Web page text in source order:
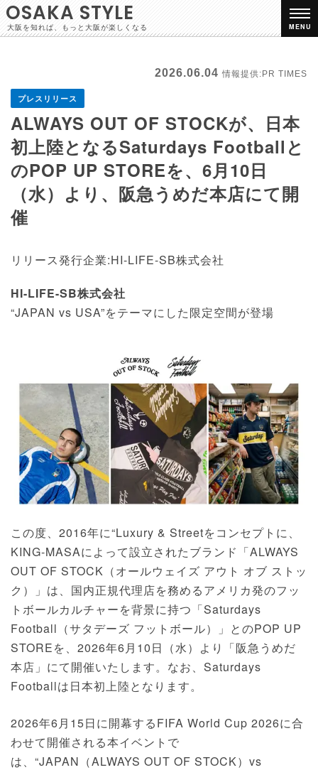
OSAKA STYLE
大阪を知れば、もっと大阪が楽しくなる MENU
2026.06.04 情報提供:PR TIMES
プレスリリース
ALWAYS OUT OF STOCKが、日本
初上陸となるSaturdays Footballと
のPOP UP STOREを、6月10日
（水）より、阪急うめだ本店にて開
催
リリース発行企業:HI-LIFE-SB株式会社
HI-LIFE-SB株式会社
“JAPAN vs USA”をテーマにした限定空間が登場
この度、2016年に“Luxury & Streetをコンセプトに、
KING-MASAによって設立されたブランド「ALWAYS
OUT OF STOCK（オールウェイズ アウト オブ ストッ
ク）」は、国内正規代理店を務めるアメリカ発のフッ
トボールカルチャーを背景に持つ「Saturdays
Football（サタデーズ フットボール）」とのPOP UP
STOREを、2026年6月10日（水）より「阪急うめだ
本店」にて開催いたします。なお、Saturdays
Footballは日本初上陸となります。
2026年6月15日に開幕するFIFA World Cup 2026に合
わせて開催される本イベントで
は、“JAPAN（ALWAYS OUT OF STOCK）vs